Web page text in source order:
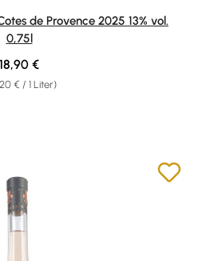
von 5 von 5 Sternen
de Provence 2025 13% vol.
0,75l
€ / 1 Liter)
Regulärer Preis:
18,90 €